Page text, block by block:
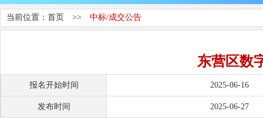
当前位置： 首页 >> 中标/成交公告
东营区数
报名开始时间 2025-06-16
发布时间 2025-06-27